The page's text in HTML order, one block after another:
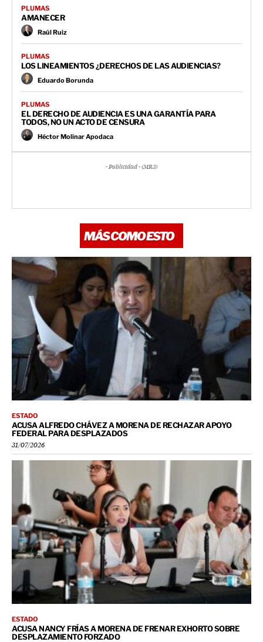
PLUMAS
AMANECER
Raúl Ruiz
PLUMAS
LOS LINEAMIENTOS ¿DERECHOS DE LAS AUDIENCIAS?
Eduardo Borunda
PLUMAS
EL DERECHO DE AUDIENCIA ES UNA GARANTÍA PARA
TODOS, NO UN ACTO DE CENSURA
Héctor Molinar Apodaca
- Publicidad - (MR3)
MÁS COMO ESTO
ESTADO
ACUSA ALFREDO CHÁVEZ A MORENA DE RECHAZAR APOYO
FEDERAL PARA DESPLAZADOS
31/07/2026
ESTADO
ACUSA NANCY FRÍAS A MORENA DE FRENAR EXHORTO SOBRE
DESPLAZAMIENTO FORZADO